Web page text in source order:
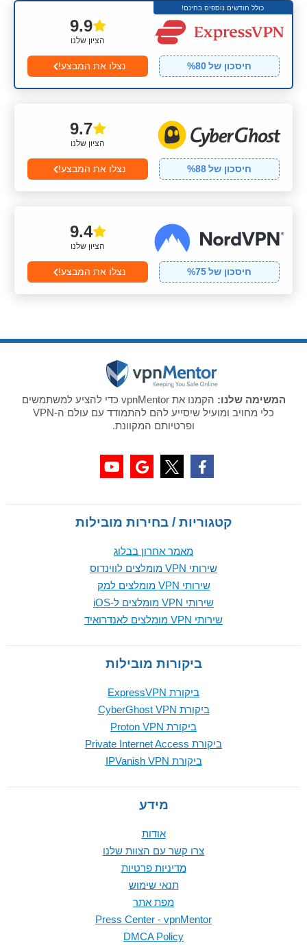
כולל חודשים נוספים בחינם!
הציון שלנו
9.9
חיסכון של80
% נצלו את המבצע!
הציון שלנו
9.7
חיסכון של88
% נצלו את המבצע!
הציון שלנו
9.4
חיסכון של75
% נצלו את המבצע!
המשימה שלנו:
הקמנו את vpnMentor כדי להציע למשתמשים
כלי מחויב ומועיל שיסייע להם להתמודד עם עולם ה-VPN
ופרטיותם המקוונת.
קטגוריות / בחירות מובילות
מאמר אחרון בבלוג
שירותי VPN מומלצים לווינדוס
שירותי VPN מומלצים למק
שירותי VPN מומלצים ל-iOS
שירותי VPN מומלצים לאנדרואיד
ביקורות מובילות
ביקורת ExpressVPN
ביקורת CyberGhost VPN
ביקורת Proton VPN
ביקורת Private Internet Access
ביקורת IPVanish VPN
מידע
אודות
צרו קשר עם הצוות שלנו
מדיניות פרטיות
תנאי שימוש
מפת אתר
Press Center - vpnMentor
DMCA Policy